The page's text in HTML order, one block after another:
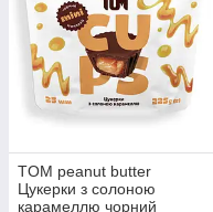
TOM peanut butter
Цукерки з солоною
карамеллю чорний